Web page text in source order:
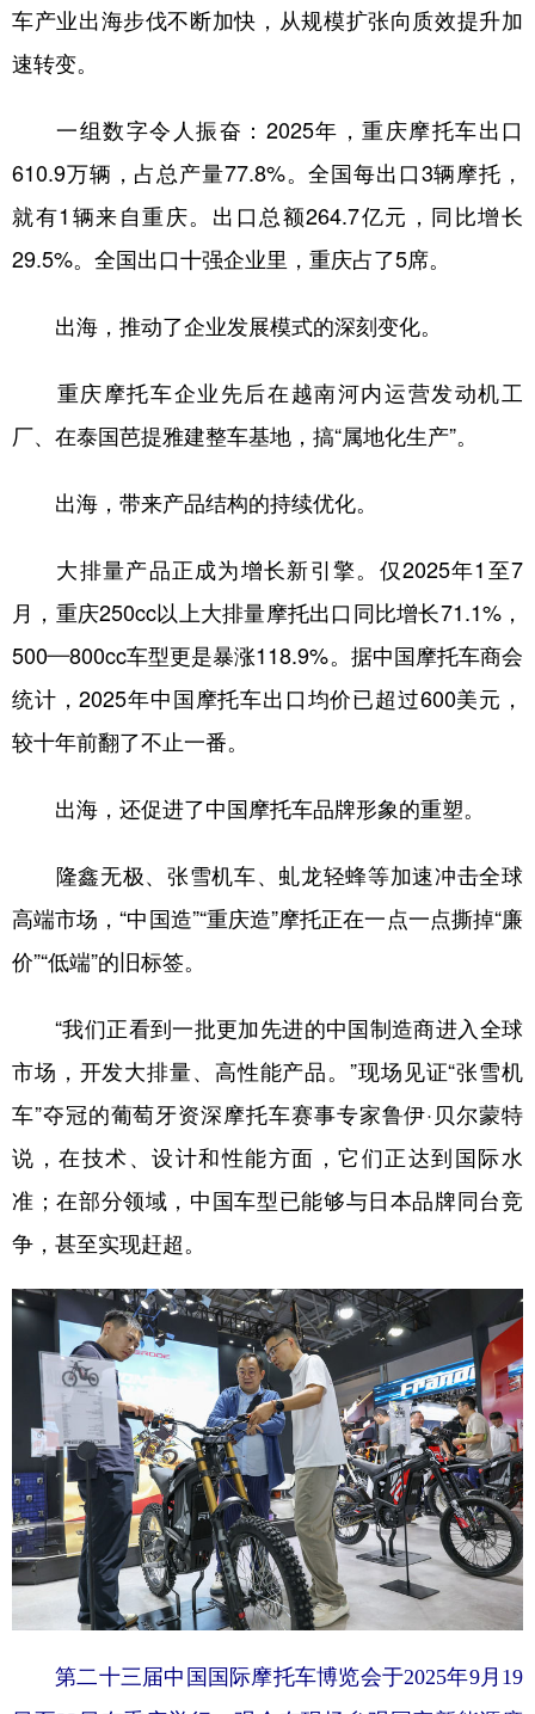
车产业出海步伐不断加快，从规模扩张向质效提升加
速转变。
一组数字令人振奋：2025年，重庆摩托车出口
610.9万辆，占总产量77.8%。全国每出口3辆摩托，
就有1辆来自重庆。出口总额264.7亿元，同比增长
29.5%。全国出口十强企业里，重庆占了5席。
出海，推动了企业发展模式的深刻变化。
重庆摩托车企业先后在越南河内运营发动机工
厂、在泰国芭提雅建整车基地，搞“属地化生产”。
出海，带来产品结构的持续优化。
大排量产品正成为增长新引擎。仅2025年1至7
月，重庆250cc以上大排量摩托出口同比增长71.1%，
500—800cc车型更是暴涨118.9%。据中国摩托车商会
统计，2025年中国摩托车出口均价已超过600美元，
较十年前翻了不止一番。
出海，还促进了中国摩托车品牌形象的重塑。
隆鑫无极、张雪机车、虬龙轻蜂等加速冲击全球
高端市场，“中国造”“重庆造”摩托正在一点一点撕掉“廉
价”“低端”的旧标签。
“我们正看到一批更加先进的中国制造商进入全球
市场，开发大排量、高性能产品。”现场见证“张雪机
车”夺冠的葡萄牙资深摩托车赛事专家鲁伊·贝尔蒙特
说，在技术、设计和性能方面，它们正达到国际水
准；在部分领域，中国车型已能够与日本品牌同台竞
争，甚至实现赶超。
第二十三届中国国际摩托车博览会于2025年9月19